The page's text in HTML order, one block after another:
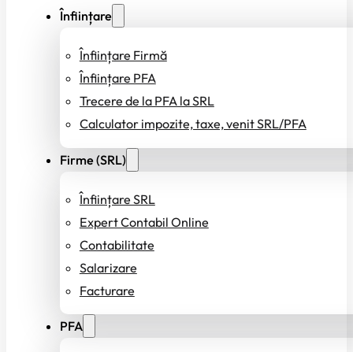
Înființare
Înființare Firmă
Înființare PFA
Trecere de la PFA la SRL
Calculator impozite, taxe, venit SRL/PFA
Firme (SRL)
Înființare SRL
Expert Contabil Online
Contabilitate
Salarizare
Facturare
PFA